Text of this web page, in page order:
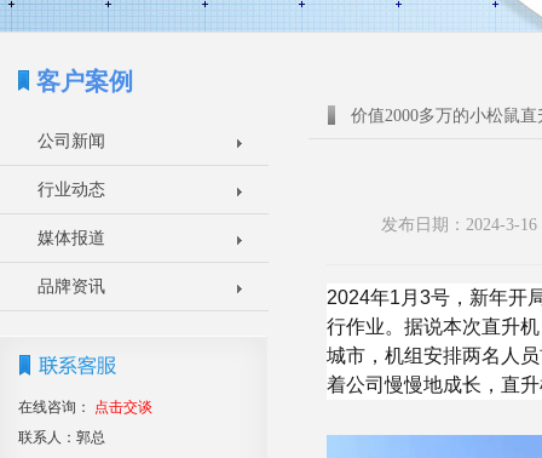
客户案例
公司新闻
行业动态
媒体报道
品牌资讯
在线咨询：
点击交谈
联系人：郭总
价值2000多万的小松鼠
发布日期：2024-3-
2024年1月3号，新年开
行作业。据说本次直升
城市，机组安排两名人
着公司慢慢地成长，直